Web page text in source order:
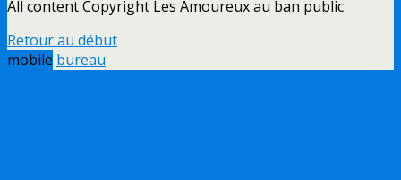
All content Copyright Les Amoureux au ban public
Retour au début
mobile bureau